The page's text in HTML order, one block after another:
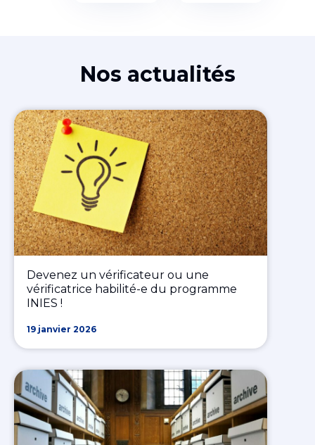
Nos actualités
Devenez un vérificateur ou une
vérificatrice habilité-e du programme
INIES !
19 janvier 2026